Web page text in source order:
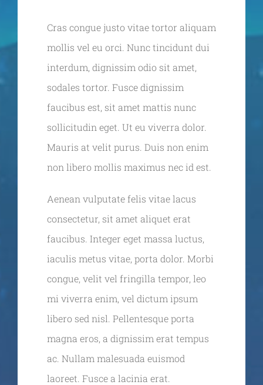
Cras congue justo vitae tortor aliquam
mollis vel eu orci. Nunc tincidunt dui
interdum, dignissim odio sit amet,
sodales tortor. Fusce dignissim
faucibus est, sit amet mattis nunc
sollicitudin eget. Ut eu viverra dolor.
Mauris at velit purus. Duis non enim
non libero mollis maximus nec id est.
Aenean vulputate felis vitae lacus
consectetur, sit amet aliquet erat
faucibus. Integer eget massa luctus,
iaculis metus vitae, porta dolor. Morbi
congue, velit vel fringilla tempor, leo
mi viverra enim, vel dictum ipsum
libero sed nisl. Pellentesque porta
magna eros, a dignissim erat tempus
ac. Nullam malesuada euismod
laoreet. Fusce a lacinia erat.